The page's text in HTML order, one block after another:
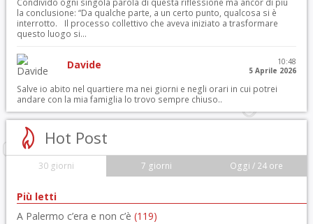
Condivido ogni singola parola di questa riflessione ma ancor di più
la conclusione: “Da qualche parte, a un certo punto, qualcosa si è
interrotto. Il processo collettivo che aveva iniziato a trasformare
questo luogo si...
Davide
10:48
5 Aprile 2026
Salve io abito nel quartiere ma nei giorni e negli orari in cui potrei
andare con la mia famiglia lo trovo sempre chiuso..
Hot Post
30 giorni 7 giorni Oggi / 24 ore
Più letti
A Palermo c’era e non c’è (119)